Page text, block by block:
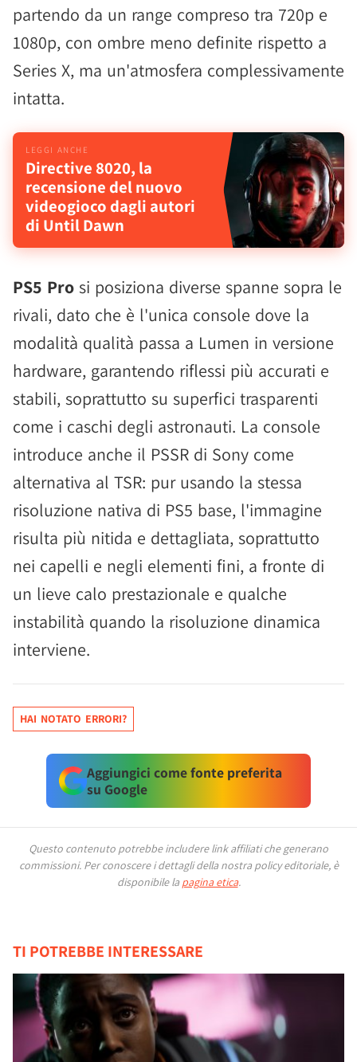
partendo da un range compreso tra 720p e
1080p, con ombre meno definite rispetto a
Series X, ma un'atmosfera complessivamente
intatta.
Directive 8020, la
recensione del nuovo
videogioco dagli autori
di Until Dawn
PS5 Pro si posiziona diverse spanne sopra le
rivali, dato che è l'unica console dove la
modalità qualità passa a Lumen in versione
hardware, garantendo riflessi più accurati e
stabili, soprattutto su superfici trasparenti
come i caschi degli astronauti. La console
introduce anche il PSSR di Sony come
alternativa al TSR: pur usando la stessa
risoluzione nativa di PS5 base, l'immagine
risulta più nitida e dettagliata, soprattutto
nei capelli e negli elementi fini, a fronte di
un lieve calo prestazionale e qualche
instabilità quando la risoluzione dinamica
interviene.
HAI NOTATO ERRORI?
Aggiungici come fonte preferita
su Google
Questo contenuto potrebbe includere link affiliati che generano
commissioni. Per conoscere i dettagli della nostra policy editoriale, è
disponibile la pagina etica.
TI POTREBBE INTERESSARE